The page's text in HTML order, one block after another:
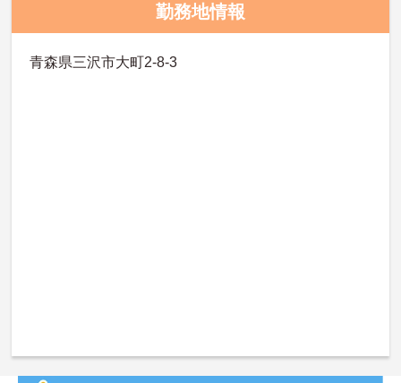
勤務地情報
青森県三沢市大町2-8-3